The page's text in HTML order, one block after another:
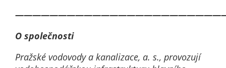
O společnosti
Pražské vodovody a kanalizace, a. s., provozují